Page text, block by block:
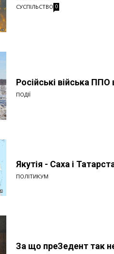
СУСПІЛЬСТВО 0
Російські війська
ПОДІЇ
Якутія - Саха і
ПОЛІТИКУМ
За що преЗедент так